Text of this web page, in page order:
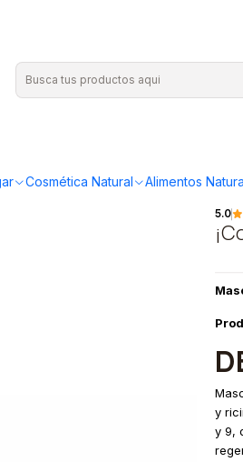
Cosmética Natural Alimentos
150ml
5.0
y
y 9,